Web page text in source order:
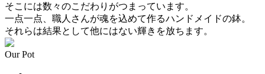
そこには数々のこだわりがつまっています。
一点一点、職人さんが魂を込めて作るハンドメイドの鉢。
それらは結果として他にはない輝きを放ちます。
Our Pot